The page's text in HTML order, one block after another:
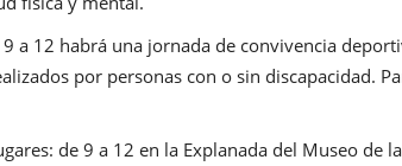
9 a 12 habrá una jornada de convivencia
por personas con o sin discapacidad.
de 9 a 12 en la Explanada del Museo de